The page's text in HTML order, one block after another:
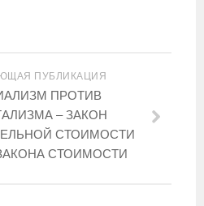
ПУБЛИКАЦИЯ
ПРОТИВ
– ЗАКОН
СТОИМОСТИ
СТОИМОСТИ